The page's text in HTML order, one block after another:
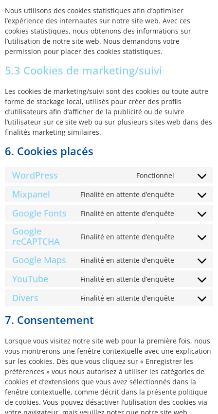
Nous utilisons des cookies statistiques afin d’optimiser
l’expérience des internautes sur notre site web. Avec ces
cookies statistiques, nous obtenons des informations sur
l’utilisation de notre site web. Nous demandons votre
permission pour placer des cookies statistiques.
5.3 Cookies de marketing/suivi
Les cookies de marketing/suivi sont des cookies ou toute autre
forme de stockage local, utilisés pour créer des profils
d’utilisateurs afin d’afficher de la publicité ou de suivre
l’utilisateur sur ce site web ou sur plusieurs sites web dans des
finalités marketing similaires.
6. Cookies placés
WordPress Fonctionnel
Mixpanel Finalité en attente d’enquête
Google Fonts Finalité en attente d’enquête
Google
reCAPTCHA
Finalité en attente d’enquête
Google Maps Finalité en attente d’enquête
YouTube Finalité en attente d’enquête
Divers Finalité en attente d’enquête
7. Consentement
Lorsque vous visitez notre site web pour la première fois, nous
vous montrerons une fenêtre contextuelle avec une explication
sur les cookies. Dès que vous cliquez sur « Enregistrer les
préférences » vous nous autorisez à utiliser les catégories de
cookies et d’extensions que vous avez sélectionnés dans la
fenêtre contextuelle, comme décrit dans la présente politique
de cookies. Vous pouvez désactiver l’utilisation des cookies via